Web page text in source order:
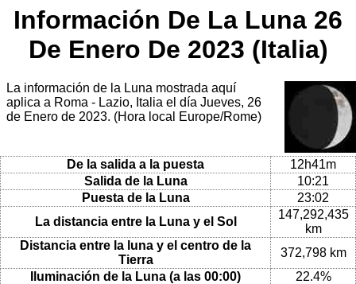
Información De La Luna 26
De Enero De 2023 (Italia)
La información de la Luna mostrada aquí
aplica a Roma - Lazio, Italia el día Jueves, 26
de Enero de 2023. (Hora local Europe/Rome)
De la salida a la puesta
12h41m
Salida de la Luna
10:21
Puesta de la Luna
23:02
La distancia entre la Luna y el Sol
147,292,435
km
Distancia entre la luna y el centro de la
Tierra
372,798 km
Iluminación de la Luna (a las 00:00)
22.4%